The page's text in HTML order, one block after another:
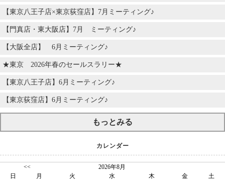
【東京八王子店×東京荻窪店】7月ミーティング♪
【門真店・東大阪店】7月 ミーティング♪
【大阪全店】 6月ミーティング♪
★東京 2026年春のセールスラリー★
【東京八王子店】6月ミーティング♪
【東京荻窪店】6月ミーティング♪
もっとみる
カレンダー
<<
2026年8月
日
月 火 水 木 金
土